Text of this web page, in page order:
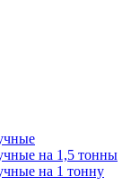
на 1,5 тонны
на 1 тонну